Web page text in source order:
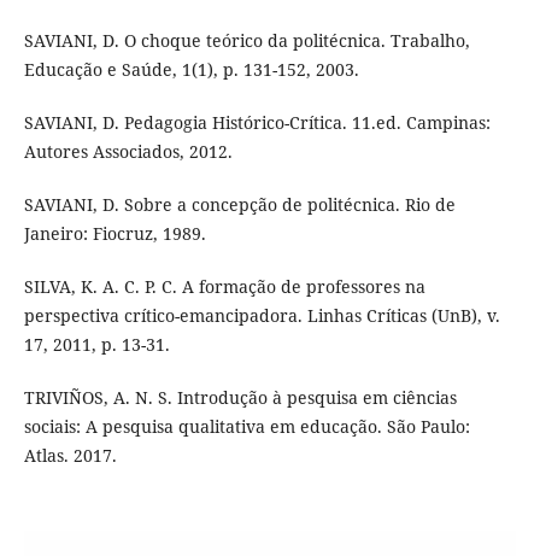
SAVIANI, D. O choque teórico da politécnica. Trabalho,
Educação e Saúde, 1(1), p. 131-152, 2003.
SAVIANI, D. Pedagogia Histórico-Crítica. 11.ed. Campinas:
Autores Associados, 2012.
SAVIANI, D. Sobre a concepção de politécnica. Rio de
Janeiro: Fiocruz, 1989.
SILVA, K. A. C. P. C. A formação de professores na
perspectiva crítico-emancipadora. Linhas Críticas (UnB), v.
17, 2011, p. 13-31.
TRIVIÑOS, A. N. S. Introdução à pesquisa em ciências
sociais: A pesquisa qualitativa em educação. São Paulo:
Atlas. 2017.